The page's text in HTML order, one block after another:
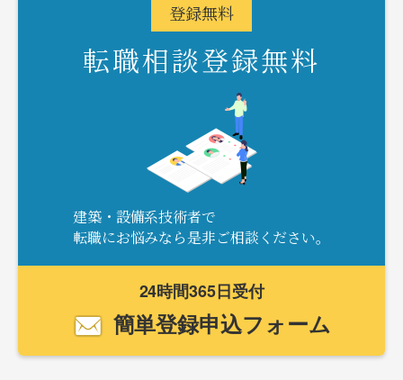
登録無料
転職相談登録無料
建築・設備系技術者で
転職にお悩みなら是非ご相談ください。
24時間365日受付
簡単登録申込フォーム